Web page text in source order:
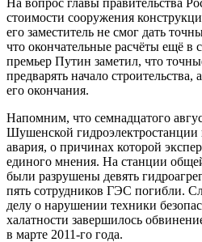
стоимости сооружения
его заместитель не смог дать
что окончательные расчёты ещё в
премьер Путин заметил, что
предварять начало строительства,
его окончания.
Напомним, что семнадцатого
Шушенской гидроэлектростанции
авария, о причинах которой
единого мнения. На станции
были разрушены девять
пять сотрудников ГЭС погибли.
делу о нарушении техники
халатности завершилось
в марте 2011-го года.